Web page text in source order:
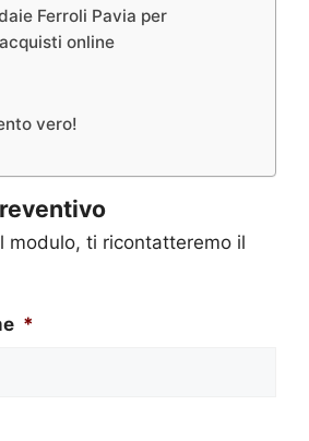
Ferroli Pavia per
online
vero!
modulo, ti ricontatteremo il
*